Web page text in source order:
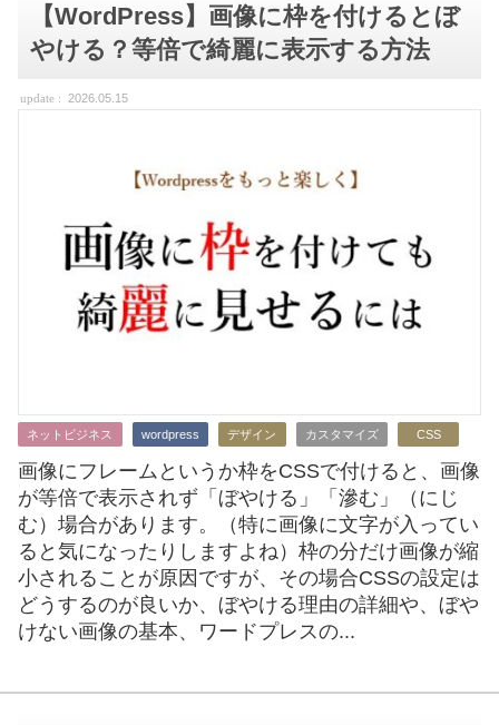
【WordPress】画像に枠を付けるとぼ
やける？等倍で綺麗に表示する方法
2026.05.15
ネットビジネス wordpress デザイン カスタマイズ CSS
画像にフレームというか枠をCSSで付けると、画像
が等倍で表示されず「ぼやける」「滲む」（にじ
む）場合があります。（特に画像に文字が入ってい
ると気になったりしますよね）枠の分だけ画像が縮
小されることが原因ですが、その場合CSSの設定は
どうするのが良いか、ぼやける理由の詳細や、ぼや
けない画像の基本、ワードプレスの...